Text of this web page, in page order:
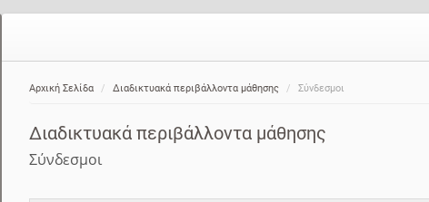
Αρχική Σελίδα Διαδικτυακά περιβάλλοντα μάθησης Σύνδεσμοι
Διαδικτυακά περιβάλλοντα μάθησης
Σύνδεσμοι